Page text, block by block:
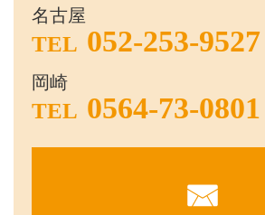
名古屋
TEL 052-253-9527
岡崎
TEL 0564-73-0801